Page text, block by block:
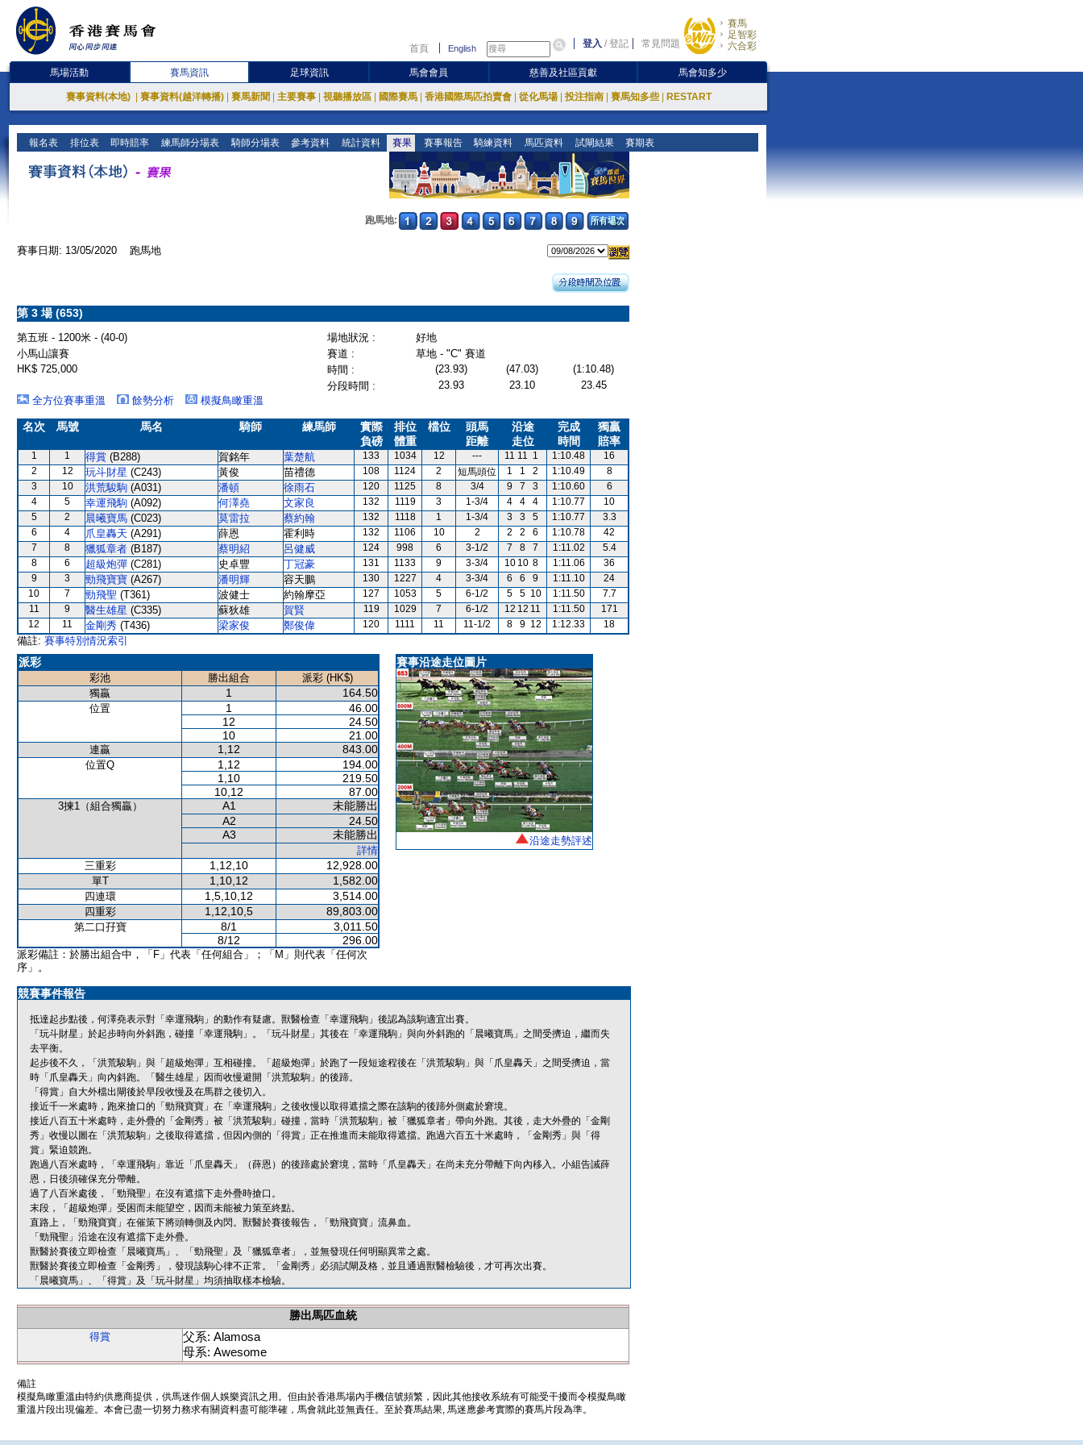
首頁 English 登入 /登記 常見問題
賽馬
足智彩
六合彩
馬場活動 賽馬資訊 足球資訊 馬會會員 慈善及社區貢獻 馬會知多少
賽事資料(本地) 賽事資料(越洋轉播) 賽馬新聞 主要賽事 視聽播放區 國際賽馬 香港國際馬匹拍賣會 從化馬場 投注指南 賽馬知多些 RESTART
報名表 排位表 即時賠率 練馬師分場表 騎師分場表 參考資料 統計資料 賽果 賽事報告 騎練資料 馬匹資料 試閘結果 賽期表
跑馬地:
賽事日期: 13/05/2020 跑馬地
第 3 場 (653)
第五班 - 1200米 - (40-0) 場地狀況 :
好地
小馬山讓賽
賽道 :
草地 - "C" 賽道
HK$ 725,000
時間 : (23.93) (47.03)
(1:10.48)
分段時間 :
23.93 23.10
23.45
全方位賽事重溫
餘勢分析 模擬鳥瞰重溫
名次 馬號 馬名 騎師 練馬師
實際
負磅
排位
體重
檔位
頭馬
距離
沿途
走位
完成
時間
獨贏
賠率
1 1 得賞 (B288) 賀銘年 葉楚航 133 1034 12 --- 11 11 1 1:10.48
16
2
12 玩斗財星 (C243) 黃俊 苗禮德 108 1124 2 短馬頭位 1 1 2 1:10.49
8
3
10 洪荒駿駒 (A031) 潘頓 徐雨石 120 1125 8 3/4 9 7 3 1:10.60
6
4
5 幸運飛駒 (A092) 何澤堯 文家良 132 1119 3 1-3/4 4 4 4 1:10.77
10
5
2 晨曦寶馬 (C023) 莫雷拉 蔡約翰 132 1118 1 1-3/4 3 3 5 1:10.77
3.3
6
4 爪皇轟天 (A291) 薛恩 霍利時 132 1106 10 2 2 2 6 1:10.78
42
7
8 獵狐章者 (B187) 蔡明紹 呂健威 124 998 6 3-1/2 7 8 7 1:11.02
5.4
8
6 超級炮彈 (C281) 史卓豐 丁冠豪 131 1133 9 3-3/4 10 10 8 1:11.06
36
9
3 勁飛寶寶 (A267) 潘明輝 容天鵬 130 1227 4 3-3/4 6 6 9 1:11.10
24
10
7 勁飛聖 (T361) 波健士 約翰摩亞 127 1053 5 6-1/2 5 5 10 1:11.50
7.7
11
9 醫生雄星 (C335) 蘇狄雄 賀賢 119 1029 7 6-1/2 12 12 11 1:11.50
171
12
11 金剛秀 (T436) 梁家俊 鄭俊偉 120 1111 11 11-1/2 8 9 12 1:12.33 18
備註: 賽事特別情況索引
派彩
彩池 勝出組合
派彩 (HK$)
獨贏
1 164.50
位置 1
46.00
12
24.50
10
21.00
連贏 1,12 843.00
位置Q 1,12
194.00
1,10
219.50
10,12
87.00
3揀1（組合獨贏） A1
未能勝出
A2
24.50
A3
未能勝出
詳情
三重彩
1,12,10 12,928.00
單T 1,10,12 1,582.00
四連環 1,5,10,12 3,514.00
四重彩 1,12,10,5 89,803.00
第二口孖寶 8/1
3,011.50
8/12
296.00
派彩備註：於勝出組合中，「F」代表「任何組合」；「M」則代表「任何次
序」。
賽事沿途走位圖片
沿途走勢評述
競賽事件報告
抵達起步點後，何澤堯表示對「幸運飛駒」的動作有疑慮。獸醫檢查「幸運飛駒」後認為該駒適宜出賽。
「玩斗財星」於起步時向外斜跑，碰撞「幸運飛駒」。「玩斗財星」其後在「幸運飛駒」與向外斜跑的「晨曦寶馬」之間受擠迫，繼而失
去平衡。
起步後不久，「洪荒駿駒」與「超級炮彈」互相碰撞。「超級炮彈」於跑了一段短途程後在「洪荒駿駒」與「爪皇轟天」之間受擠迫，當
時「爪皇轟天」向內斜跑。「醫生雄星」因而收慢避開「洪荒駿駒」的後蹄。
「得賞」自大外檔出閘後於早段收慢及在馬群之後切入。
接近千一米處時，跑來搶口的「勁飛寶寶」在「幸運飛駒」之後收慢以取得遮擋之際在該駒的後蹄外側處於窘境。
接近八百五十米處時，走外疊的「金剛秀」被「洪荒駿駒」碰撞，當時「洪荒駿駒」被「獵狐章者」帶向外跑。其後，走大外疊的「金剛
秀」收慢以圖在「洪荒駿駒」之後取得遮擋，但因內側的「得賞」正在推進而未能取得遮擋。跑過六百五十米處時，「金剛秀」與「得
賞」緊迫競跑。
跑過八百米處時，「幸運飛駒」靠近「爪皇轟天」（薛恩）的後蹄處於窘境，當時「爪皇轟天」在尚未充分帶離下向內移入。小組告誡薛
恩，日後須確保充分帶離。
過了八百米處後，「勁飛聖」在沒有遮擋下走外疊時搶口。
末段，「超級炮彈」受困而未能望空，因而未能被力策至終點。
直路上，「勁飛寶寶」在催策下將頭轉側及內閃。獸醫於賽後報告，「勁飛寶寶」流鼻血。
「勁飛聖」沿途在沒有遮擋下走外疊。
獸醫於賽後立即檢查「晨曦寶馬」、「勁飛聖」及「獵狐章者」，並無發現任何明顯異常之處。
獸醫於賽後立即檢查「金剛秀」，發現該駒心律不正常。「金剛秀」必須試閘及格，並且通過獸醫檢驗後，才可再次出賽。
「晨曦寶馬」、「得賞」及「玩斗財星」均須抽取樣本檢驗。
勝出馬匹血統
得賞
父系: Alamosa
母系: Awesome
備註
模擬鳥瞰重溫由特約供應商提供，供馬迷作個人娛樂資訊之用。但由於香港馬場內手機信號頻繁，因此其他接收系統有可能受干擾而令模擬鳥瞰
重溫片段出現偏差。本會已盡一切努力務求有關資料盡可能準確，馬會就此並無責任。至於賽馬結果, 馬迷應參考實際的賽馬片段為準。